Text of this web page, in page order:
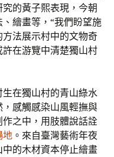
的黃子熙表現，今朝
繪畫等，“我們盼望施
法展示村中的文物奇
在游覽中清楚獨山村
在獨山村的青山綠水
感觸感染山風輕撫與
之中，用肢體說話詮
地 。來自臺灣藝術年夜
的木材資本停止繪畫